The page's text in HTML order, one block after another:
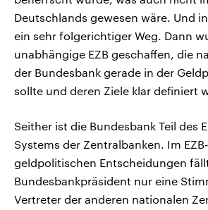
Deutschlands gewesen wäre. Und
ein sehr folgerichtiger Weg. Dann
unabhängige EZB geschaffen, die
der Bundesbank gerade in der
sollte und deren Ziele klar definiert
Seither ist die Bundesbank Teil des
Systems der Zentralbanken. Im
geldpolitischen Entscheidungen
Bundesbankpräsident nur eine
Vertreter der anderen nationalen